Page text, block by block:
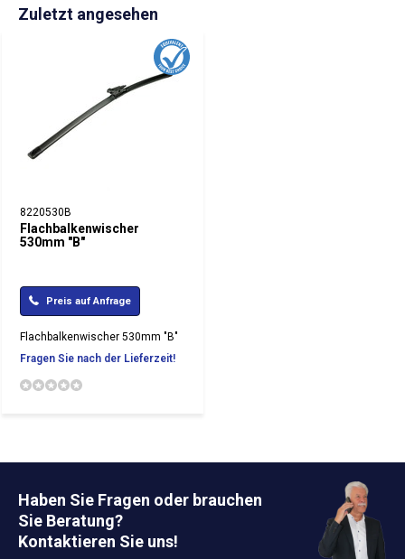
Zuletzt angesehen
8220530B
Flachbalkenwischer
530mm "B"
Preis auf Anfrage
Flachbalkenwischer 530mm "B"
Fragen Sie nach der Lieferzeit!
Haben Sie Fragen oder brauchen
Sie Beratung?
Kontaktieren Sie uns!